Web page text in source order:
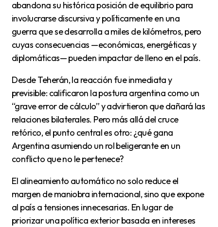
abandona su histórica posición de equilibrio para
involucrarse discursiva y políticamente en una
guerra que se desarrolla a miles de kilómetros, pero
cuyas consecuencias —económicas, energéticas y
diplomáticas— pueden impactar de lleno en el país.
Desde Teherán, la reacción fue inmediata y
previsible: calificaron la postura argentina como un
“grave error de cálculo” y advirtieron que dañará las
relaciones bilaterales. Pero más allá del cruce
retórico, el punto central es otro: ¿qué gana
Argentina asumiendo un rol beligerante en un
conflicto que no le pertenece?
El alineamiento automático no solo reduce el
margen de maniobra internacional, sino que expone
al país a tensiones innecesarias. En lugar de
priorizar una política exterior basada en intereses